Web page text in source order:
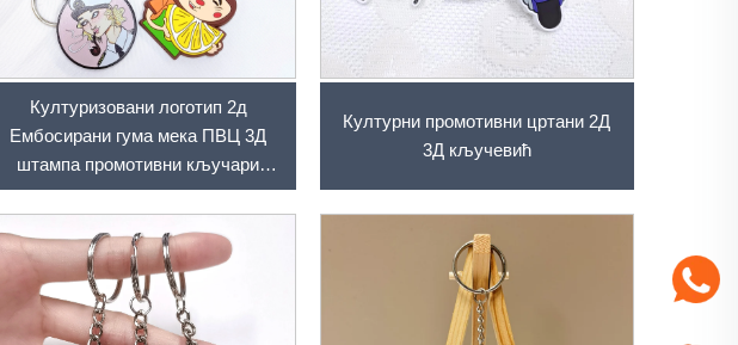
Културизовани логотип 2д
Ембосирани гума мека ПВЦ 3Д
штампа промотивни кључари
кључари Персонализовани
персонализовани ПВЦ кључари
Културни промотивни цртани 2Д
3Д кључевић